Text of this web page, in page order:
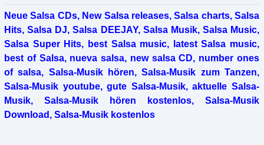
Neue Salsa CDs, New Salsa releases, Salsa charts, Salsa
Hits, Salsa DJ, Salsa DEEJAY, Salsa Musik, Salsa Music,
Salsa Super Hits, best Salsa music, latest Salsa music,
best of Salsa, nueva salsa, new salsa CD, number ones
of salsa, Salsa-Musik hören, Salsa-Musik zum Tanzen,
Salsa-Musik youtube, gute Salsa-Musik, aktuelle Salsa-
Musik, Salsa-Musik hören kostenlos, Salsa-Musik
Download, Salsa-Musik kostenlos